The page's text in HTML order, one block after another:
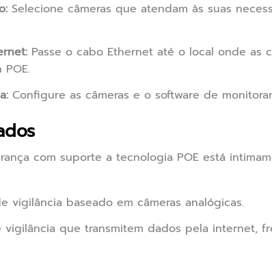
Selecione câmeras que atendam às suas
Passe o cabo Ethernet até o local onde as
Configure as câmeras e o software de
com suporte a tecnologia POE está
vigilância baseado em câmeras analógicas.
que transmitem dados pela internet,